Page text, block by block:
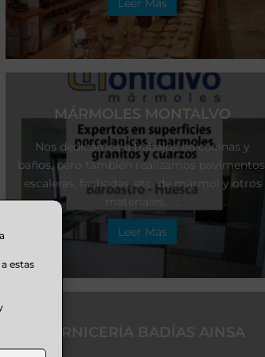
estas
MÁRMOLES MONTALVO
Nos dedicamos a trabajos en cocinas y
baños, pero también realizamos pavimentos,
escaleras, fachadas, etc. de mármol y otros
materiales. ...
Leer Más